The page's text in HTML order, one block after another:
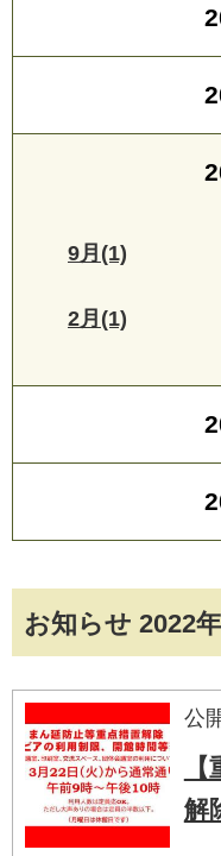
お知らせ 2022
公
解
9月(1)
2月(1)